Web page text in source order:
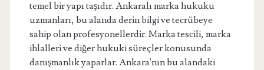
temel bir yapı taşıdır. Ankaralı marka hukuku
uzmanları, bu alanda derin bilgi ve tecrübeye
sahip olan profesyonellerdir. Marka tescili, marka
ihlalleri ve diğer hukuki süreçler konusunda
danışmanlık yaparlar. Ankara'nın bu alandaki